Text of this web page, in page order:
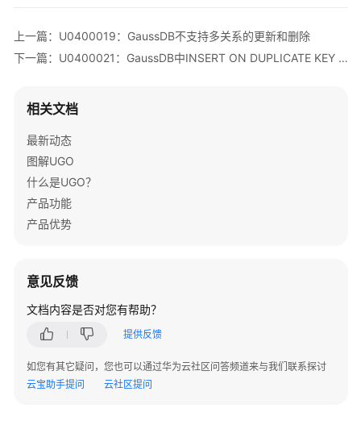
审
核
据
管
理
语
转
南
数
上一篇：U0400019：GaussDB不支持多关系的更新和删除
下一篇：U0400021：GaussDB中INSERT ON DUPLICATE KEY UPDATE不支持更新带有全局二级索引（GSI）的表
相关文档
最新动态
图解UGO
什么是UGO？
产品功能
产品优势
意见反馈
文档内容是否对您有帮助？
提供反馈
如您有其它疑问，您也可以通过华为云社区问答频道来与我们联系探讨
云宝助手提问
云社区提问